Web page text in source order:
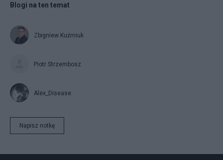
Blogi na ten temat
Zbigniew Kuźmiuk
Piotr Strzembosz
Alex_Disease
Napisz notkę